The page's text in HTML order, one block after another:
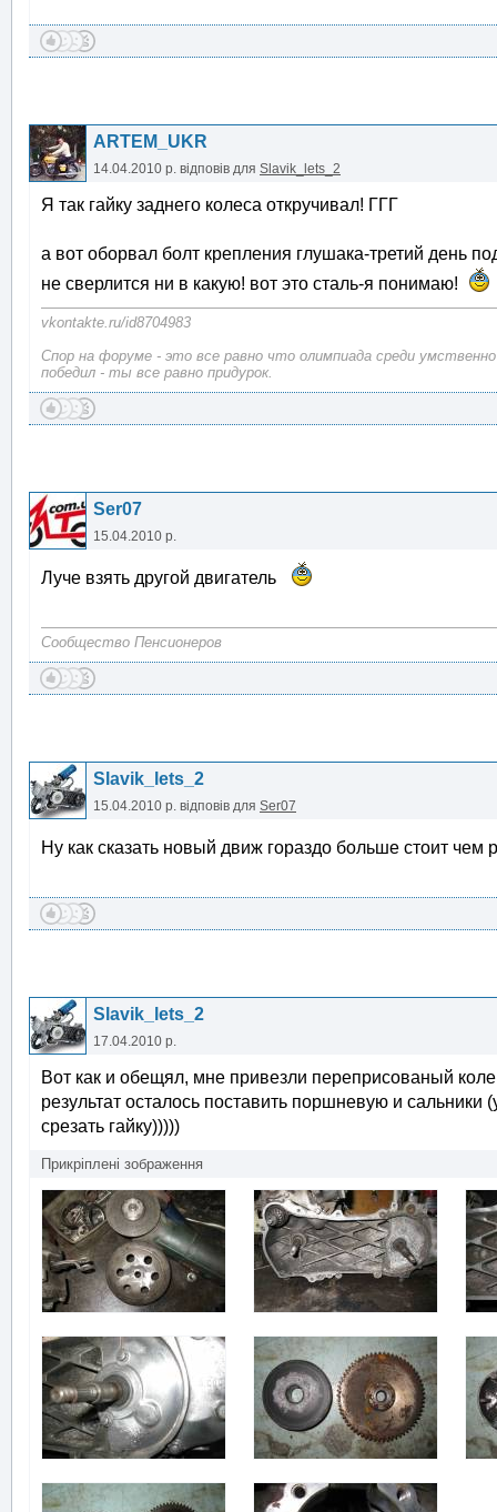
ARTEM_UKR
14.04.2010 р. відповів для Slavik_lets_2
Я так гайку заднего колеса откручивал! ГГГ
а вот оборвал болт крепления глушака-третий день
не сверлится ни в какую! вот это сталь-я понимаю!
vkontakte.ru/id8704983
Спор на форуме - это все равно что олимпиада среди
победил - ты все равно придурок.
Ser07
15.04.2010 р.
Луче взять другой двигатель
Сообщество Пенсионеров
Slavik_lets_2
15.04.2010 р. відповів для Ser07
Ну как сказать новый движ гораздо больше стоит чем
Slavik_lets_2
17.04.2010 р.
Вот как и обещял, мне привезли переприсованый
результат осталось поставить поршневую и
срезать гайку)))))
Прикріплені зображення